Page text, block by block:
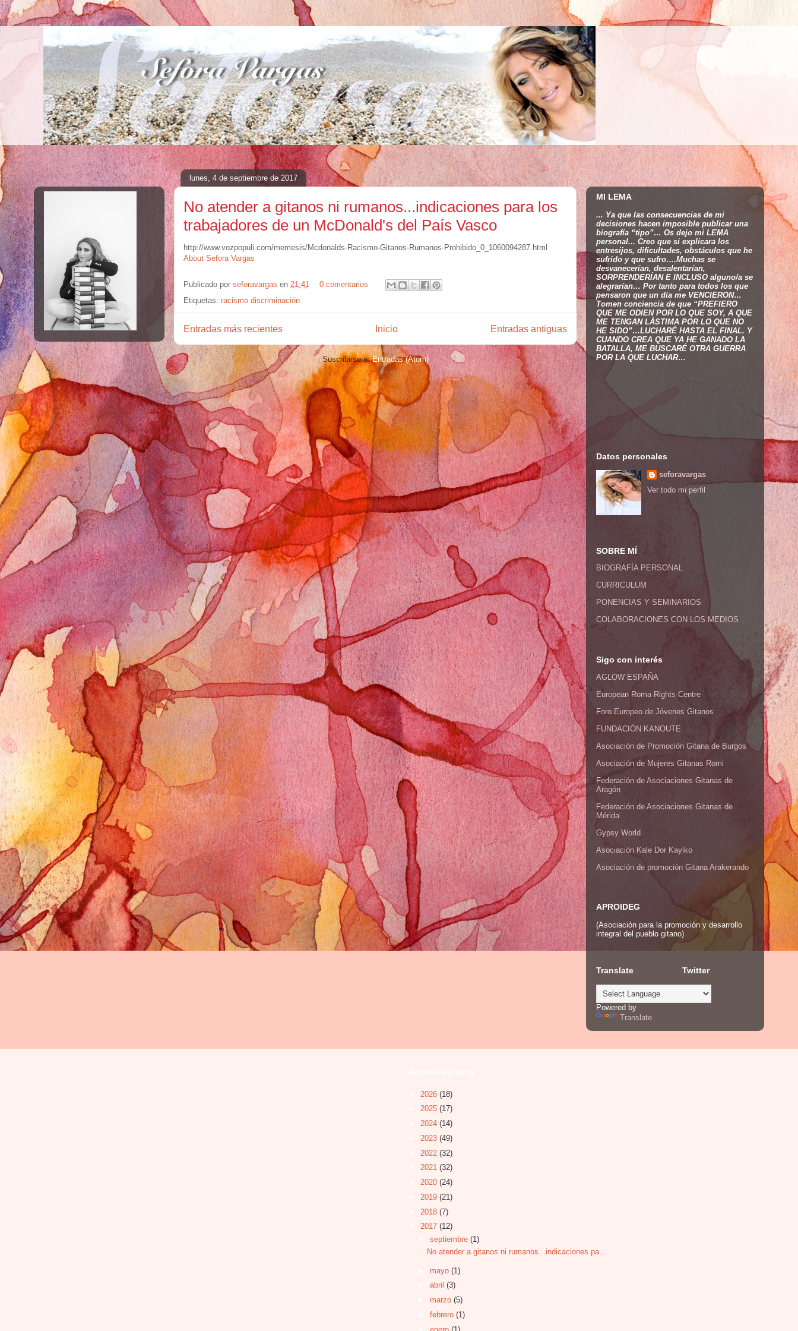
lunes, 4 de septiembre de 2017
No atender a gitanos ni rumanos...indicaciones para los
trabajadores de un McDonald's del País Vasco
http://www.vozpopuli.com/memesis/Mcdonalds-Racismo-Gitanos-Rumanos-Prohibido_0_1060094287.html
About Sefora Vargas
Publicado por seforavargas en 21:41
0 comentarios
Etiquetas: racismo discriminación
Entradas más recientes Entradas antiguas
Inicio
Suscribirse a:Entradas (Atom)
MI LEMA
... Ya que las consecuencias de mi
decisiones hacen imposible publicar una
biografía “tipo”… Os dejo mi LEMA
personal... Creo que si explicara los
entresijos, dificultades, obstáculos que he
sufrido y que sufro….Muchas se
desvanecerían, desalentarían,
SORPRENDERÍAN E INCLUSO alguno/a se
alegrarían… Por tanto para todos los que
pensaron que un día me VENCIERON…
Tomen conciencia de que “PREFIERO
QUE ME ODIEN POR LO QUE SOY, A QUE
ME TENGAN LÁSTIMA POR LO QUE NO
HE SIDO”…LUCHARÉ HASTA EL FINAL. Y
CUANDO CREA QUE YA HE GANADO LA
BATALLA, ME BUSCARÉ OTRA GUERRA
POR LA QUE LUCHAR…
Datos personales
seforavargas
Ver todo mi perfil
SOBRE MÍ
BIOGRAFÍA PERSONAL
CURRICULUM
PONENCIAS Y SEMINARIOS
COLABORACIONES CON LOS MEDIOS
Sigo con interés
AGLOW ESPAÑA
European Roma Rights Centre
Foro Europeo de Jóvenes Gitanos
FUNDACIÓN KANOUTE
Asociación de Promoción Gitana de Burgos
Asociación de Mujeres Gitanas Romi
Federación de Asociaciones Gitanas de
Aragón
Federación de Asociaciones Gitanas de
Mérida
Gypsy World
Asociación Kale Dor Kayiko
Asociación de promoción Gitana Arakerando
APROIDEG
(Asociación para la promoción y desarrollo
integral del pueblo gitano)
Translate
Powered by
Translate
Twitter
2026 (18)
2025 (17)
2024 (14)
2023 (49)
2022 (32)
2021 (32)
2020 (24)
2019 (21)
2018 (7)
2017 (12)
septiembre (1)
No atender a gitanos ni rumanos...indicaciones pa...
mayo (1)
abril (3)
marzo (5)
febrero (1)